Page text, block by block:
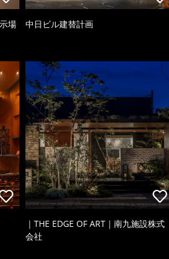
場 中日ビル建替計画
｜THE EDGE OF ART｜南九施設株式
会社